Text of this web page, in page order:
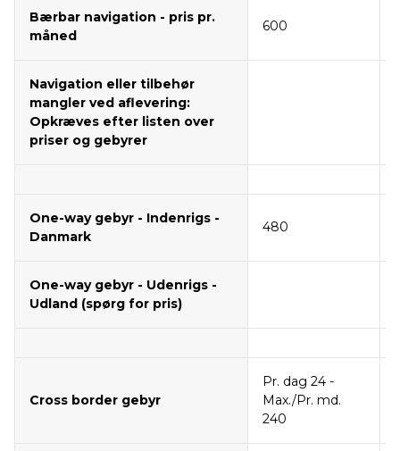
Bærbar navigation - pris pr.
måned
600
Navigation eller tilbehør
mangler ved aflevering:
Opkræves efter listen over
priser og gebyrer
One-way gebyr - Indenrigs -
Danmark
480
One-way gebyr - Udenrigs -
Udland (spørg for pris)
Cross border gebyr
Pr. dag 24 -
Max./Pr. md.
240